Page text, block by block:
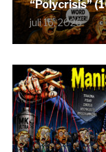
“Polycrisis”
juli 16, 2026